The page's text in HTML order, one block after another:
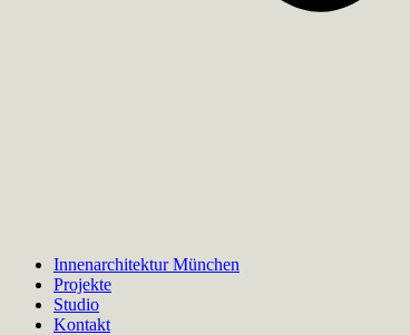
Innenarchitektur München
Projekte
Studio
Kontakt